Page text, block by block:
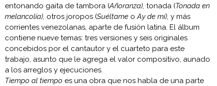
entonando gaita de tambora (Añoranza), tonada (Tonada en
melancolía), otros joropos (Suéltame o Ay de mí), y más
corrientes venezolanas, aparte de fusión latina. El álbum
contiene nueve temas: tres versiones y seis originales
concebidos por el cantautor y el cuarteto para este
trabajo, asunto que le agrega el valor compositivo, aunado
a los arreglos y ejecuciones.
Tiempo al tiempo es una obra que nos habla de una parte